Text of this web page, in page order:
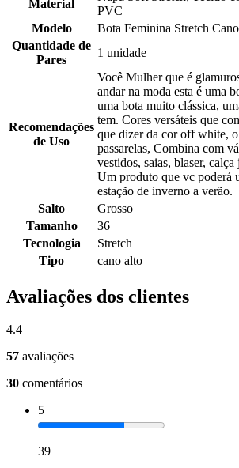
Material
PVC
Modelo
Bota Feminina Stretch
Quantidade de
Pares
1 unidade
Recomendações
de Uso
Você Mulher que é
andar na moda esta é uma
uma bota muito clássica,
tem. Cores versáteis que
que dizer da cor off white,
passarelas, Combina com
vestidos, saias, blaser,
Um produto que vc poderá
estação de inverno a verão.
Salto
Grosso
Tamanho
36
Tecnologia
Stretch
Tipo
cano alto
Avaliações dos clientes
4.4
57 avaliações
30 comentários
5
39